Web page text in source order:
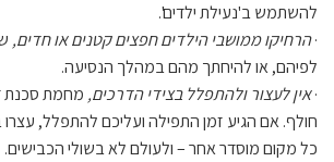
להשתמש ב'נעילת ילדים'.
·הרחיקו ממושבי הילדים חפצים קטנים או חדים,
לפיהם, או להיחתך מהם במהלך הנסיעה.
·אין לעצור ולהתפלל בצידי הדרכים, מחמת סכנת
חולף. אם הגיע זמן התפילה ועליכם להתפלל, עצרו
כל מקום מוסדר אחר – ולעולם לא בשולי הכבישים.